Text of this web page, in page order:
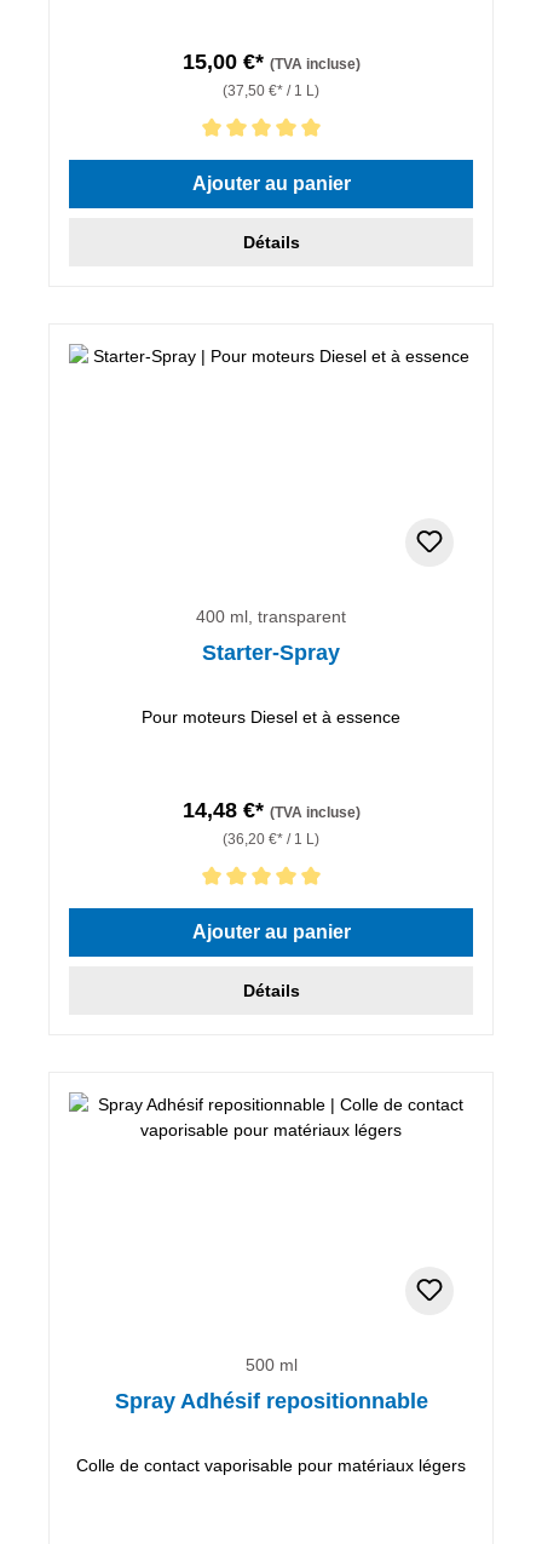
15,00 €* (TVA incluse)
(37,50 €* / 1 L)
Note moyenne de 5 sur 5 étoiles
Ajouter au panier
Détails
400 ml, transparent
Starter-Spray
Pour moteurs Diesel et à essence
14,48 €* (TVA incluse)
(36,20 €* / 1 L)
Note moyenne de 5 sur 5 étoiles
Ajouter au panier
Détails
500 ml
Spray Adhésif repositionnable
Colle de contact vaporisable pour matériaux légers